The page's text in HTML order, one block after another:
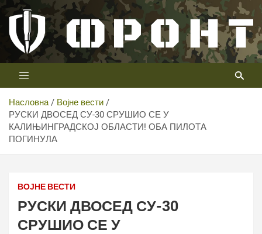
Скип
цонтент
Телевизија ФРОНТ
Први војни канал у Србији
Насловна
Војне вести
РУСКИ ДВОСЕД СУ-30 СРУШИО СЕ У
КАЛИЊИНГРАДСКОЈ ОБЛАСТИ! ОБА ПИЛОТА
ПОГИНУЛА
ВОЈНЕ ВЕСТИ
РУСКИ ДВОСЕД СУ-30
СРУШИО СЕ У